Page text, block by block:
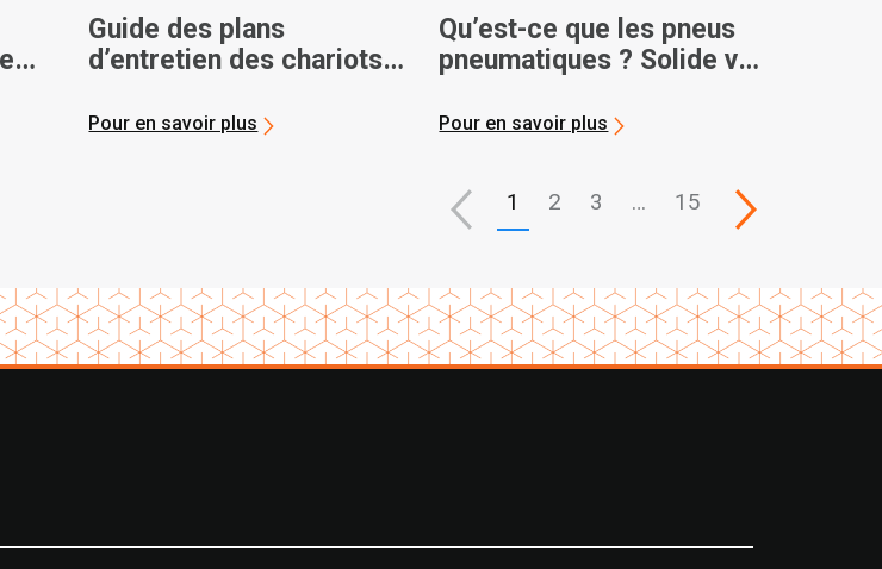
Guide des plans
d’entretien des chariots
Pour en savoir plus
Qu’est-ce que les pneus
pneumatiques ? Solide vs.
Pour en savoir plus
1 2 3 … 15